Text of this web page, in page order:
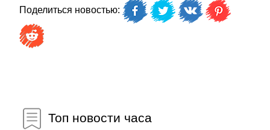
Поделиться новостью:
Топ новости часа